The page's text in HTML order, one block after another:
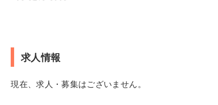
求人情報
現在、求人・募集はございません。